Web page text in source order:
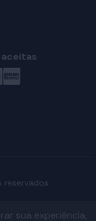
reservados.
sua experiência,